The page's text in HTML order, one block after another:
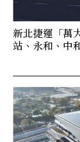
新北捷運「萬
站、永和、中